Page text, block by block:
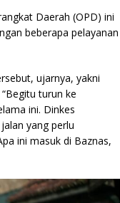
Daerah (OPD) ini
beberapa pelayanan
ujarnya, yakni
turun ke
ini. Dinkes
yang perlu
ini masuk di Baznas,